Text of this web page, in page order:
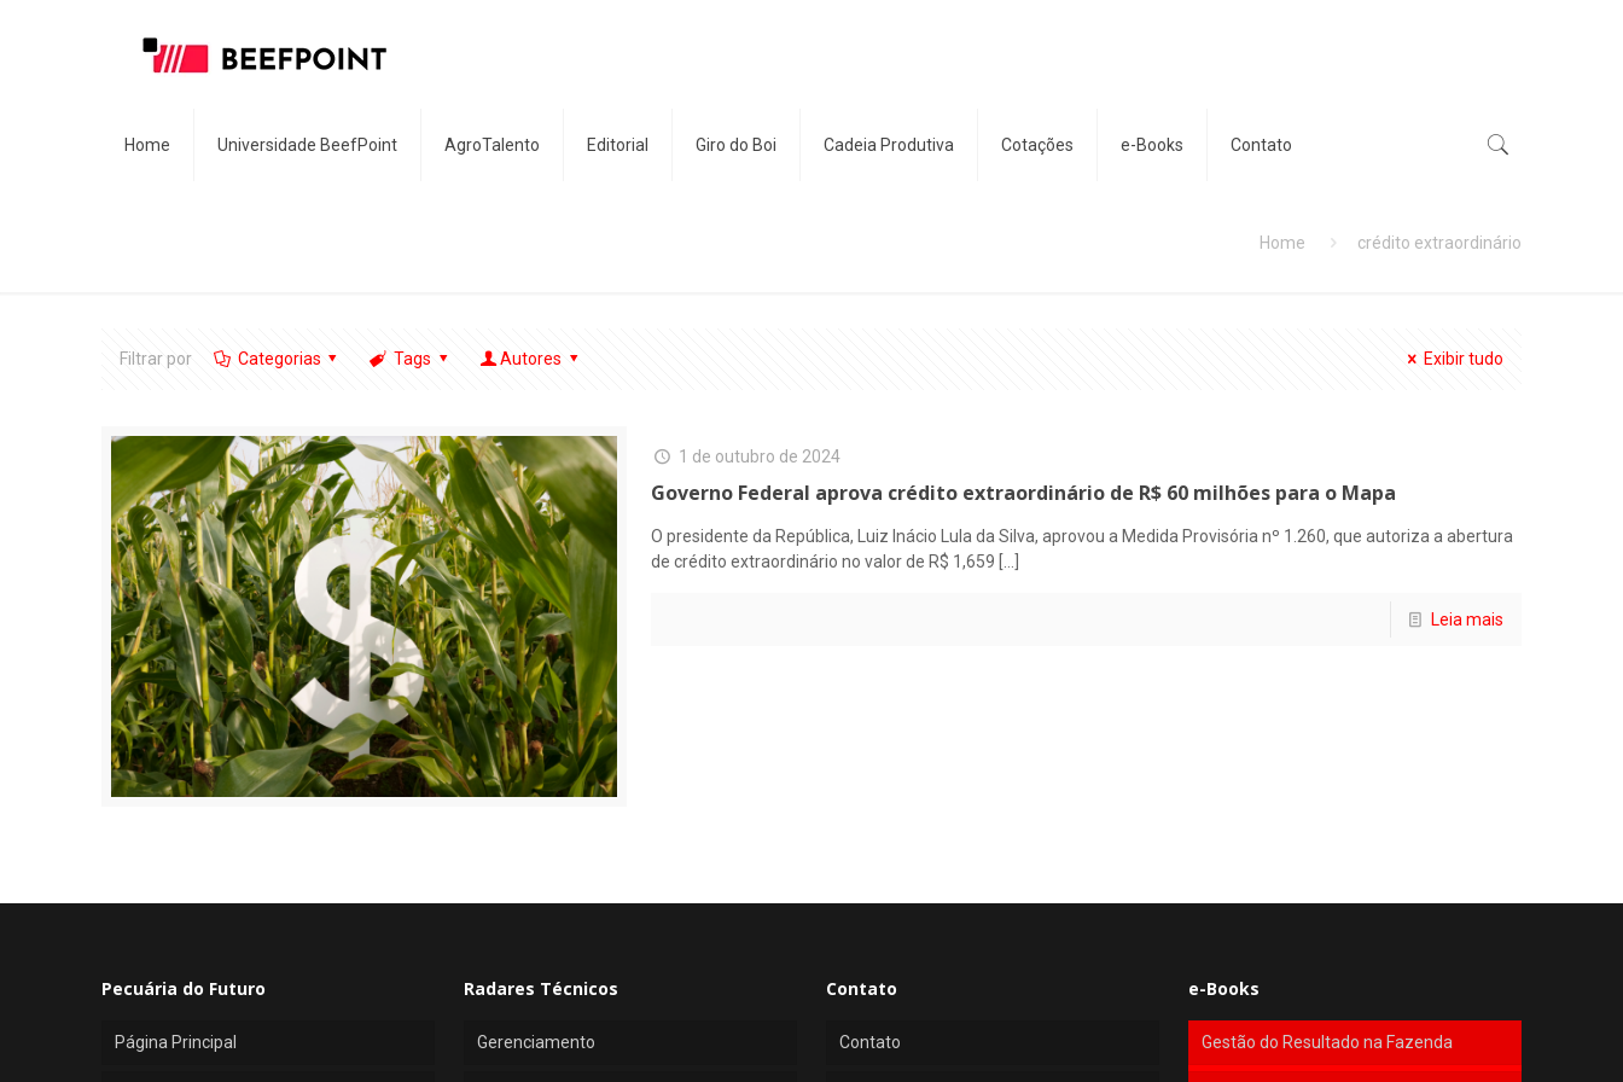
Home Universidade BeefPoint AgroTalento Editorial Giro do Boi Cadeia Produtiva Cotações e-Books Contato
Home crédito extraordinário
Filtrar por Categorias Tags Autores Exibir tudo
1 de outubro de 2024
Governo Federal aprova crédito extraordinário de R$ 60 milhões para o Mapa
O presidente da República, Luiz Inácio Lula da Silva, aprovou a Medida Provisória nº 1.260, que autoriza a abertura
de crédito extraordinário no valor de R$ 1,659
Leia mais
Pecuária do Futuro
Página Principal
Radares Técnicos
Gerenciamento
Contato
Contato
e-Books
Gestão do Resultado na Fazenda